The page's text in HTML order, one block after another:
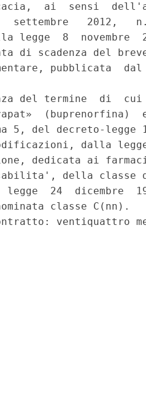
ai  sensi
settembre   2012,
legge  8  novembre
di scadenza del
pubblicata
del termine  di
5, del decreto-legge
dalla
dedicata ai
della classe
24  dicembre
classe C(nn).